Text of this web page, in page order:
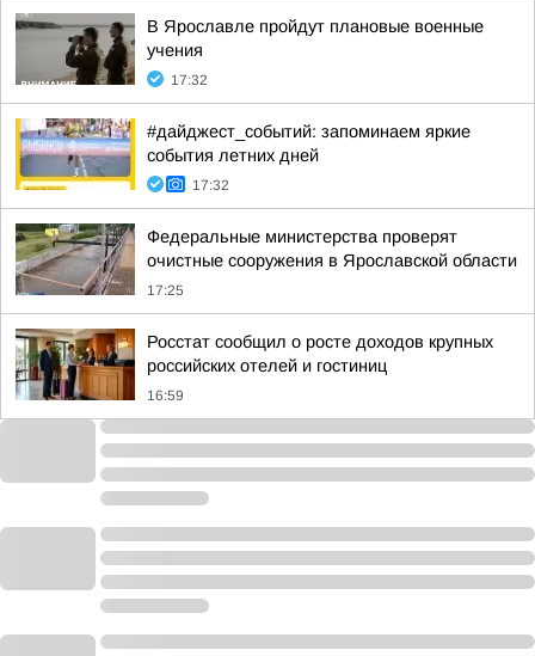
В Ярославле пройдут плановые военные
учения
17:32
#дайджест_событий: запоминаем яркие
события летних дней
17:32
Федеральные министерства проверят
очистные сооружения в Ярославской области
17:25
Росстат сообщил о росте доходов крупных
российских отелей и гостиниц
16:59